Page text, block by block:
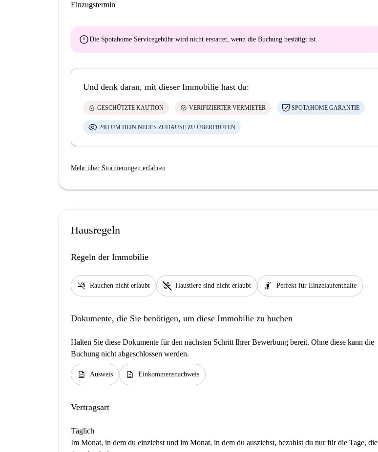
Einzugstermin
errorDie Spotahome Servicegebühr wird nicht erstattet, wenn die Buchung bestätigt ist.
Und denk daran, mit dieser Immobilie hast du:
lock GESCHÜTZTE KAUTION check_circle VERIFIZIERTER VERMIETER SPOTAHOME GARANTIE
24H UM DEIN NEUES ZUHAUSE ZU ÜBERPRÜFEN
Mehr über Stornierungen erfahren
Hausregeln
Regeln der Immobilie
smoke_free Rauchen nicht erlaubt pet_supplies Haustiere sind nicht erlaubt hail Perfekt für Einzelaufenthalte
Dokumente, die Sie benötigen, um diese Immobilie zu buchen
Halten Sie diese Dokumente für den nächsten Schritt Ihrer Bewerbung bereit. Ohne diese kann die
Buchung nicht abgeschlossen werden.
description Ausweis description Einkommensnachweis
Vertragsart
Täglich
Im Monat, in dem du einziehst und im Monat, in dem du ausziehst, bezahlst du nur für die Tage, die